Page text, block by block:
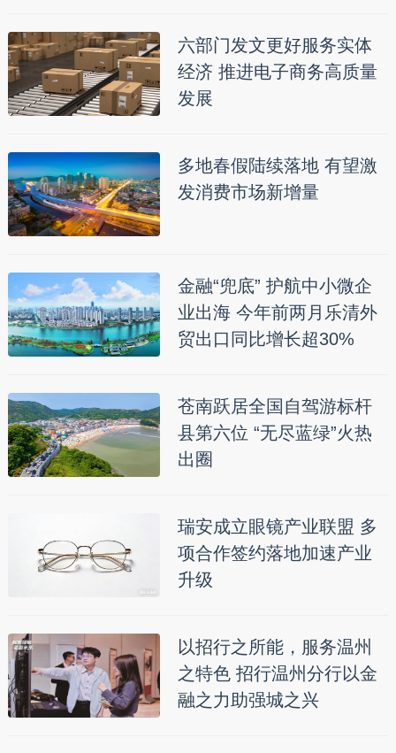
六部门发文更好服务实体
经济 推进电子商务高质量
发展
多地春假陆续落地 有望激
发消费市场新增量
金融“兜底” 护航中小微企
业出海 今年前两月乐清外
贸出口同比增长超30%
苍南跃居全国自驾游标杆
县第六位 “无尽蓝绿”火热
出圈
瑞安成立眼镜产业联盟 多
项合作签约落地加速产业
升级
以招行之所能，服务温州
之特色 招行温州分行以金
融之力助强城之兴